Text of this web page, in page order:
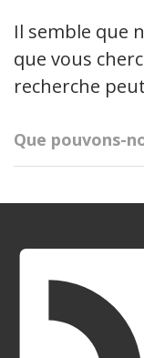
Il semble que
que vous
recherche